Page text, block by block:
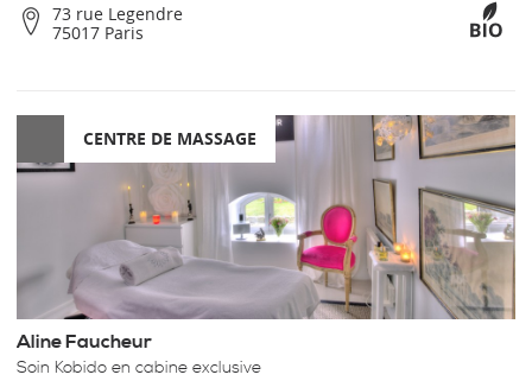
73 rue Legendre
75017 Paris
CENTRE DE MASSAGE
Aline Faucheur
Soin Kobido en cabine exclusive